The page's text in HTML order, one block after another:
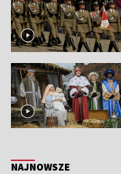
NAJNOWSZE